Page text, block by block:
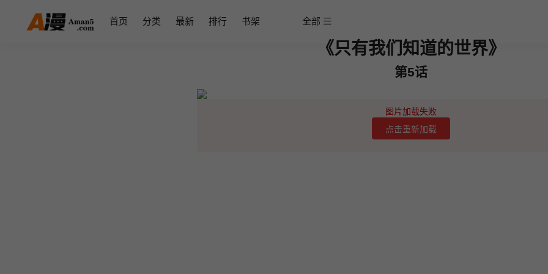
首页 分类 最新 排行 书架 全部
《只有我们知道的世界》
第5话
图片加载失败
点击重新加载